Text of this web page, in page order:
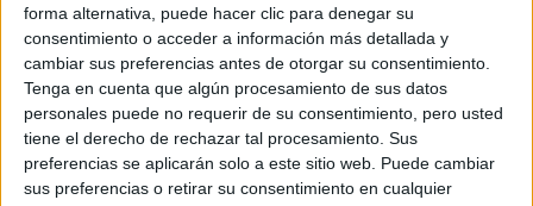
forma alternativa, puede hacer clic para denegar su
consentimiento o acceder a información más detallada y
cambiar sus preferencias antes de otorgar su consentimiento.
Tenga en cuenta que algún procesamiento de sus datos
personales puede no requerir de su consentimiento, pero usted
tiene el derecho de rechazar tal procesamiento. Sus
preferencias se aplicarán solo a este sitio web. Puede cambiar
sus preferencias o retirar su consentimiento en cualquier
Barcelona(19)
A Coruña(1)
Castellón(1)
Cádiz(1)
Girona(1)
Madrid(20)
Murcia(1)
Navarra(1)